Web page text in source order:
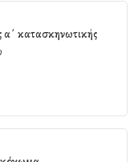
α΄ κατασκηνωτικής